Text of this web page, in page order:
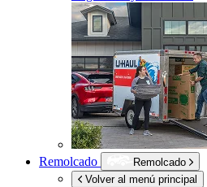
Remolcado
Remolcado
Volver al menú principal